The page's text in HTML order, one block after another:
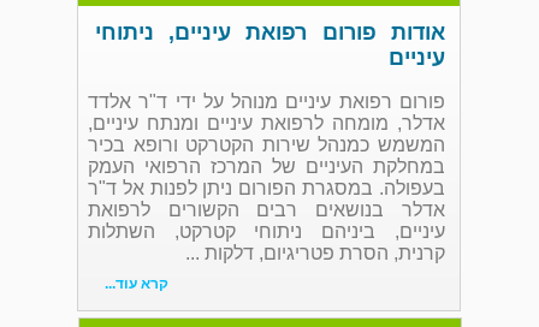
אודות פורום רפואת עיניים, ניתוחי
עיניים
פורום רפואת עיניים מנוהל על ידי ד"ר אלדד
אדלר, מומחה לרפואת עיניים ומנתח עיניים,
המשמש כמנהל שירות הקטרקט ורופא בכיר
במחלקת העיניים של המרכז הרפואי העמק
בעפולה. במסגרת הפורום ניתן לפנות אל ד"ר
אדלר בנושאים רבים הקשורים לרפואת
עיניים, ביניהם ניתוחי קטרקט, השתלות
קרנית, הסרת פטריגיום, דלקות ...
קרא עוד...